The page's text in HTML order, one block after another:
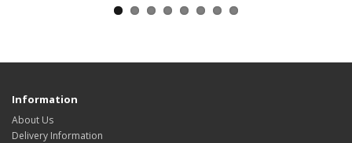
Information
About Us
Delivery Information